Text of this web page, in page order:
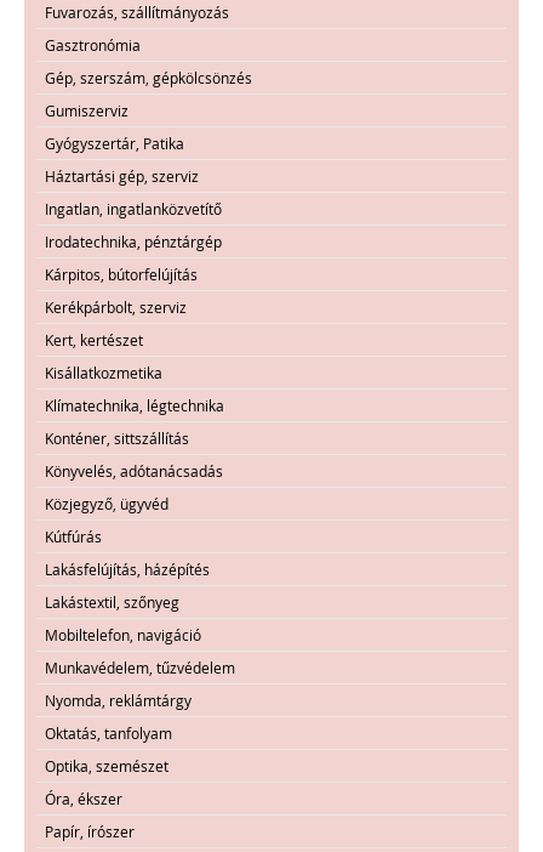
Fuvarozás, szállítmányozás
Gasztronómia
Gép, szerszám, gépkölcsönzés
Gumiszerviz
Gyógyszertár, Patika
Háztartási gép, szerviz
Ingatlan, ingatlanközvetítő
Irodatechnika, pénztárgép
Kárpitos, bútorfelújítás
Kerékpárbolt, szerviz
Kert, kertészet
Kisállatkozmetika
Klímatechnika, légtechnika
Konténer, sittszállítás
Könyvelés, adótanácsadás
Közjegyző, ügyvéd
Kútfúrás
Lakásfelújítás, házépítés
Lakástextil, szőnyeg
Mobiltelefon, navigáció
Munkavédelem, tűzvédelem
Nyomda, reklámtárgy
Oktatás, tanfolyam
Optika, szemészet
Óra, ékszer
Papír, írószer